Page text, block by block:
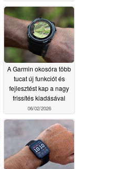
A Garmin okosóra több
tucat új funkciót és
fejlesztést kap a nagy
frissítés kiadásával
06/02/2026